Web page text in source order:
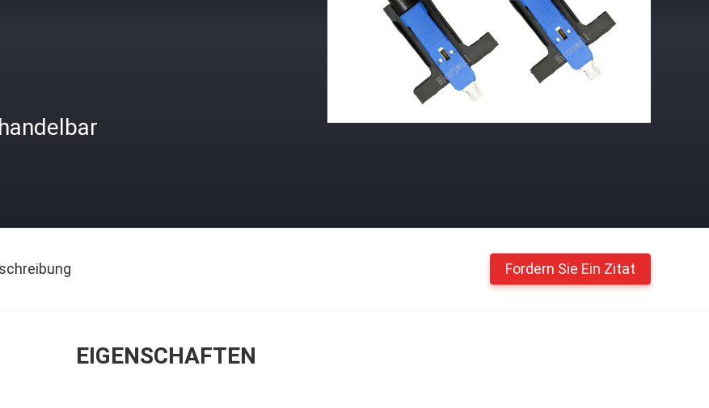
Fordern Sie Ein Zitat
EIGENSCHAFTEN